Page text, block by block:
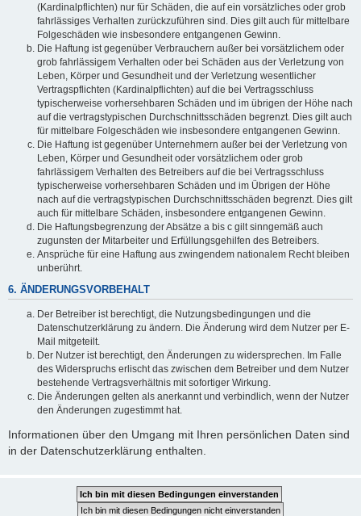
(Kardinalpflichten) nur für Schäden, die auf ein vorsätzliches oder grob
fahrlässiges Verhalten zurückzuführen sind. Dies gilt auch für mittelbare
Folgeschäden wie insbesondere entgangenen Gewinn.
Die Haftung ist gegenüber Verbrauchern außer bei vorsätzlichem oder
grob fahrlässigem Verhalten oder bei Schäden aus der Verletzung von
Leben, Körper und Gesundheit und der Verletzung wesentlicher
Vertragspflichten (Kardinalpflichten) auf die bei Vertragsschluss
typischerweise vorhersehbaren Schäden und im übrigen der Höhe nach
auf die vertragstypischen Durchschnittsschäden begrenzt. Dies gilt auch
für mittelbare Folgeschäden wie insbesondere entgangenen Gewinn.
Die Haftung ist gegenüber Unternehmern außer bei der Verletzung von
Leben, Körper und Gesundheit oder vorsätzlichem oder grob
fahrlässigem Verhalten des Betreibers auf die bei Vertragsschluss
typischerweise vorhersehbaren Schäden und im Übrigen der Höhe
nach auf die vertragstypischen Durchschnittsschäden begrenzt. Dies gilt
auch für mittelbare Schäden, insbesondere entgangenen Gewinn.
Die Haftungsbegrenzung der Absätze a bis c gilt sinngemäß auch
zugunsten der Mitarbeiter und Erfüllungsgehilfen des Betreibers.
Ansprüche für eine Haftung aus zwingendem nationalem Recht bleiben
unberührt.
6. ÄNDERUNGSVORBEHALT
Der Betreiber ist berechtigt, die Nutzungsbedingungen und die
Datenschutzerklärung zu ändern. Die Änderung wird dem Nutzer per E-
Mail mitgeteilt.
Der Nutzer ist berechtigt, den Änderungen zu widersprechen. Im Falle
des Widerspruchs erlischt das zwischen dem Betreiber und dem Nutzer
bestehende Vertragsverhältnis mit sofortiger Wirkung.
Die Änderungen gelten als anerkannt und verbindlich, wenn der Nutzer
den Änderungen zugestimmt hat.
Informationen über den Umgang mit Ihren persönlichen Daten sind
in der Datenschutzerklärung enthalten.